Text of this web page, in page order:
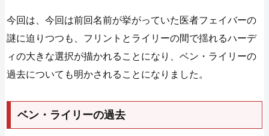
今回は、今回は前回名前が挙がっていた医者フェイバーの
謎に迫りつつも、フリントとライリーの間で揺れるハーデ
ィの大きな選択が描かれることになり、ベン・ライリーの
過去についても明かされることになりました。
ベン・ライリーの過去